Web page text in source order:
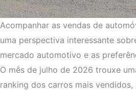
Acompanhar as vendas de
uma perspectiva interessante
mercado automotivo e as
O mês de julho de 2026 trouxe
ranking dos carros mais